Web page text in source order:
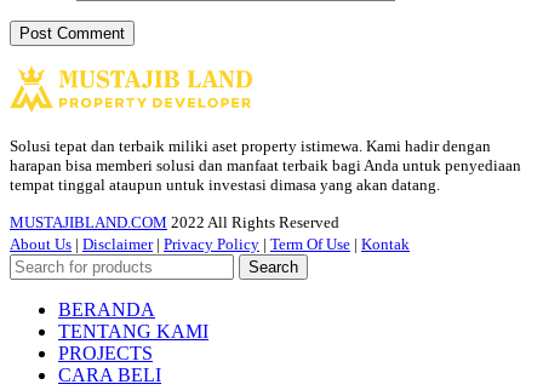
Solusi tepat dan terbaik miliki aset property istimewa. Kami hadir dengan
harapan bisa memberi solusi dan manfaat terbaik bagi Anda untuk penyediaan
tempat tinggal ataupun untuk investasi dimasa yang akan datang.
MUSTAJIBLAND.COM 2022 All Rights Reserved
About Us | Disclaimer| Privacy Policy | Term Of Use | Kontak
Search
BERANDA
TENTANG KAMI
PROJECTS
CARA BELI